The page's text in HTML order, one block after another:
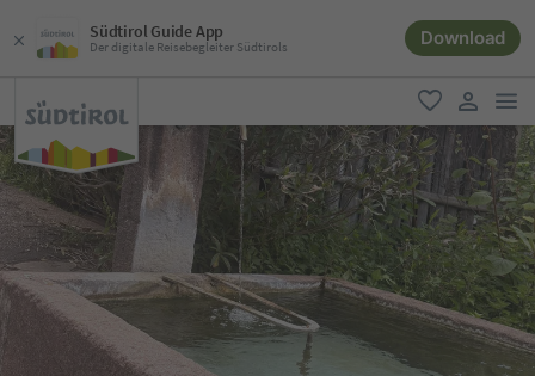
Südtirol Guide App
Der digitale Reisebegleiter Südtirols Download
favorit
user link